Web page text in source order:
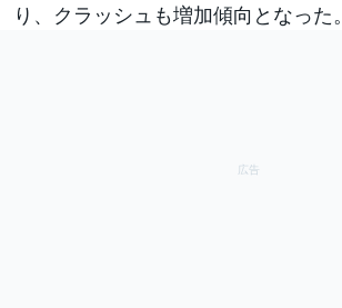
り、クラッシュも増加傾向となった。